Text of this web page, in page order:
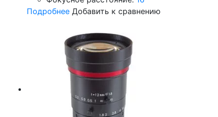
Подробнее Добавить к сравнению